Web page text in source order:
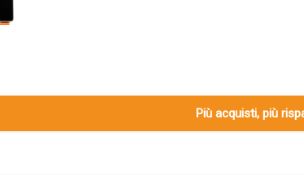
Più acquisti, più